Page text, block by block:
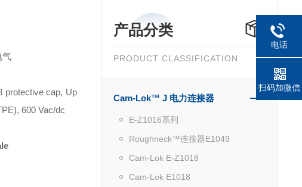
产品分类
PRODUCT CLASSIFICATION
Cam-Lok™ J 电力连接器
E-Z1016系列
Roughneck™连接器E1049
Cam-Lok E-Z1018
Cam-Lok E1018
气
protective cap, Up
600 Vac/dc
电话
扫码加微信